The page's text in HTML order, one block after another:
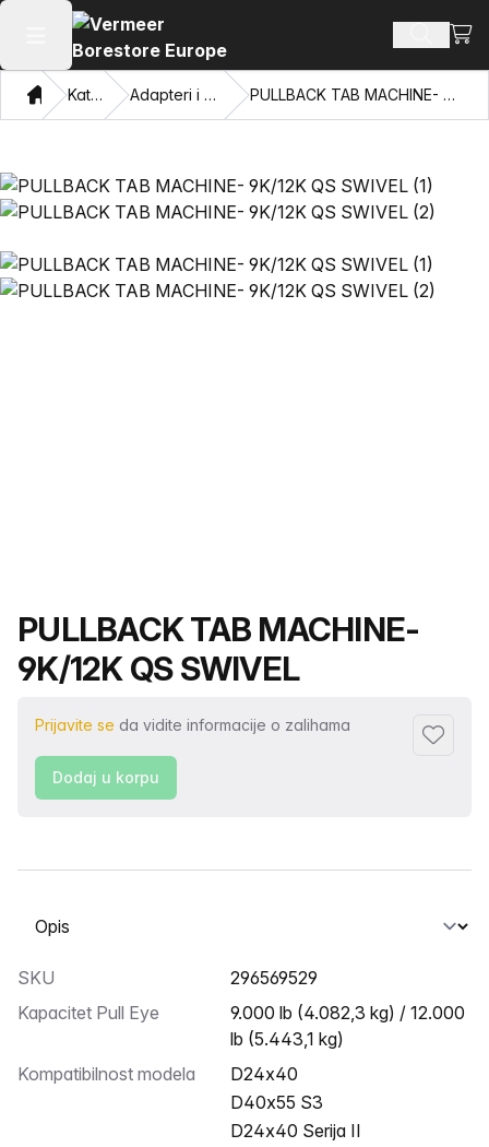
Otvori glavni meni Pretraži
Dom Katalog Adapteri i vučne oči PULLBACK TAB MACHINE- 9K/12K QS SWIVEL
Naziv proizvoda
PULLBACK TAB MACHINE-
9K/12K QS SWIVEL
Prijavite se da vidite informacije o zalihama
Dodaj
Dodaj u korpu
Odaberite karticu
SKU
296569529
Kapacitet Pull Eye
9.000 lb (4.082,3 kg) / 12.000
lb (5.443,1 kg)
Kompatibilnost modela
D24x40
D40x55 S3
D24x40 Serija II